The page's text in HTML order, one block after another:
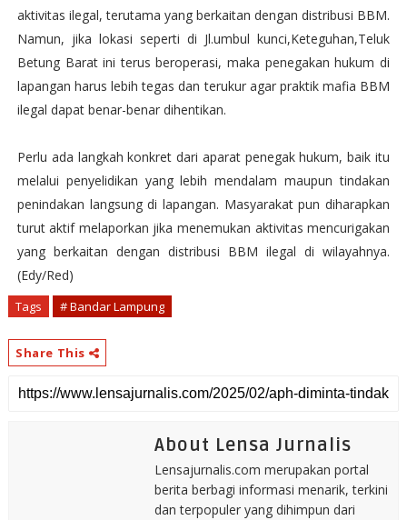
aktivitas ilegal, terutama yang berkaitan dengan distribusi BBM.
Namun, jika lokasi seperti di Jl.umbul kunci,Keteguhan,Teluk
Betung Barat ini terus beroperasi, maka penegakan hukum di
lapangan harus lebih tegas dan terukur agar praktik mafia BBM
ilegal dapat benar-benar dihentikan.
Perlu ada langkah konkret dari aparat penegak hukum, baik itu
melalui penyelidikan yang lebih mendalam maupun tindakan
penindakan langsung di lapangan. Masyarakat pun diharapkan
turut aktif melaporkan jika menemukan aktivitas mencurigakan
yang berkaitan dengan distribusi BBM ilegal di wilayahnya.
(Edy/Red)
Tags # Bandar Lampung
Share This
About Lensa Jurnalis
Lensajurnalis.com merupakan portal
berita berbagi informasi menarik, terkini
dan terpopuler yang dihimpun dari